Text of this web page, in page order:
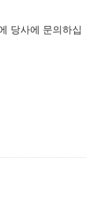
당사에 문의하십